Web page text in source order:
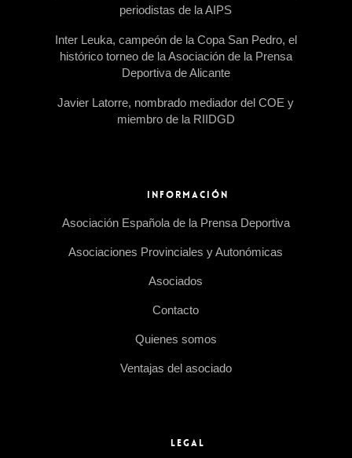
periodistas de la AIPS
Inter Leuka, campeón de la Copa San Pedro, el
histórico torneo de la Asociación de la Prensa
Deportiva de Alicante
Javier Latorre, nombrado mediador del COE y
miembro de la RIIDGD
INFORMACIÓN
Asociación Española de la Prensa Deportiva
Asociaciones Provinciales y Autonómicas
Asociados
Contacto
Quienes somos
Ventajas del asociado
LEGAL